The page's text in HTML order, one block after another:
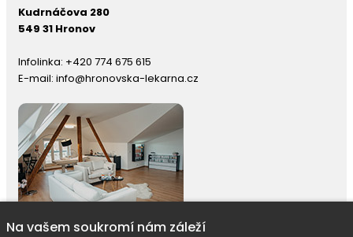
Kudrnáčova 280
549 31 Hronov
Infolinka: +420 774 675 615
E-mail: info@hronovska-lekarna.cz
Na vašem soukromí nám záleží